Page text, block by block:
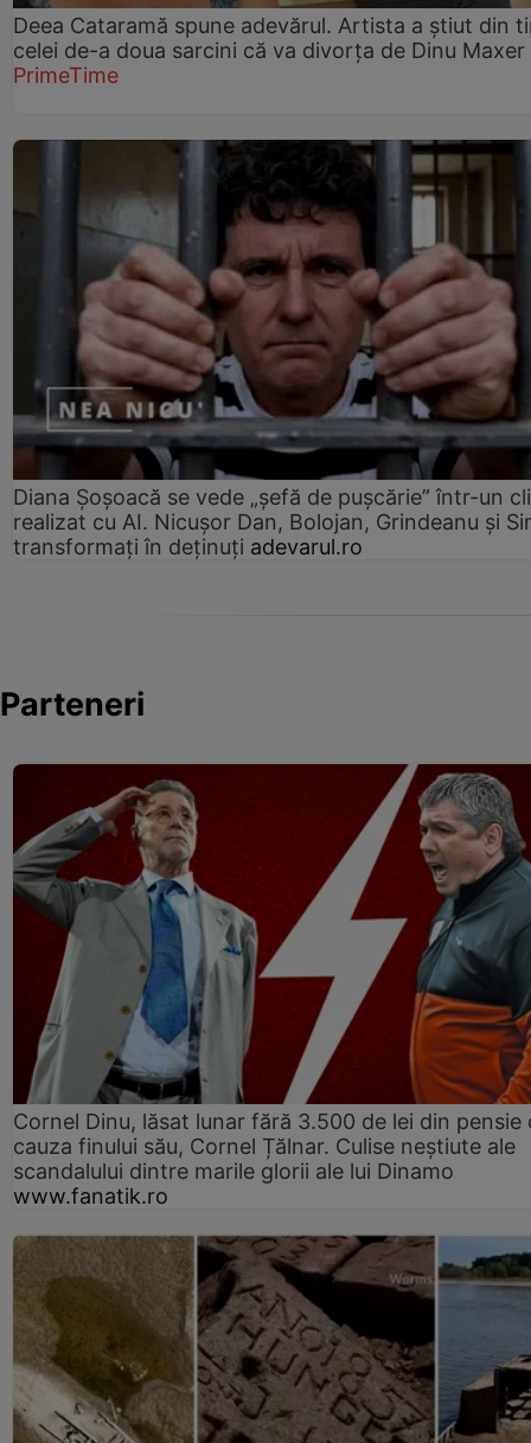
Deea Cataramă spune adevărul. Artista a știut din
celei de-a doua sarcini că va divorța de Dinu Maxer
PrimeTime
Diana Șoșoacă se vede „șefă de pușcărie” într-un
realizat cu AI. Nicușor Dan, Bolojan, Grindeanu și
transformați în deținuți adevarul.ro
Parteneri
Cornel Dinu, lăsat lunar fără 3.500 de lei din pensie
cauza finului său, Cornel Țălnar. Culise neștiute ale
scandalului dintre marile glorii ale lui Dinamo
www.fanatik.ro